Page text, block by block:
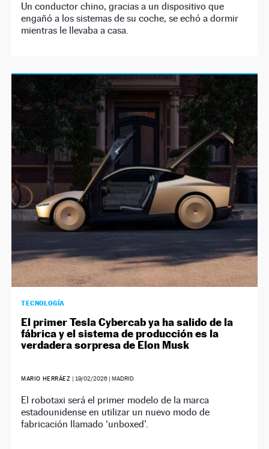
Un conductor chino, gracias a un dispositivo que
engañó a los sistemas de su coche, se echó a dormir
mientras le llevaba a casa.
TECNOLOGÍA
El primer Tesla Cybercab ya ha salido de la
fábrica y el sistema de producción es la
verdadera sorpresa de Elon Musk
MARIO HERRÁEZ | 19/02/2026| MADRID
El robotaxi será el primer modelo de la marca
estadounidense en utilizar un nuevo modo de
fabricación llamado ‘unboxed’.